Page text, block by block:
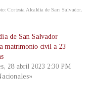
Cortesía Alcaldía de San Salvador.
de San Salvador
matrimonio civil a 23
28 abril 2023 2:30 PM